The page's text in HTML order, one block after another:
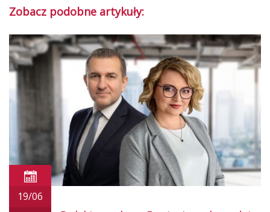
Zobacz podobne artykuły:
19/06